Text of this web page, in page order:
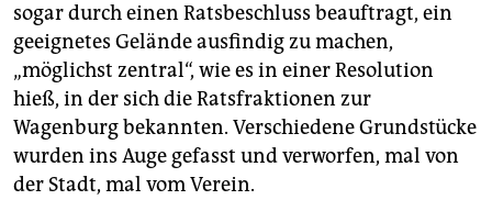
sogar durch einen Ratsbeschluss beauftragt, ein
geeignetes Gelände ausfindig zu machen,
„möglichst zentral“, wie es in einer Resolution
hieß, in der sich die Ratsfraktionen zur
Wagenburg bekannten. Verschiedene Grundstücke
wurden ins Auge gefasst und verworfen, mal von
der Stadt, mal vom Verein.